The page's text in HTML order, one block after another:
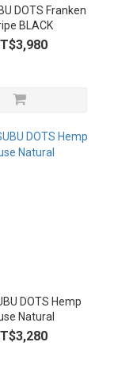
DOTS Franken
BLACK
DOTS Hemp
Natural